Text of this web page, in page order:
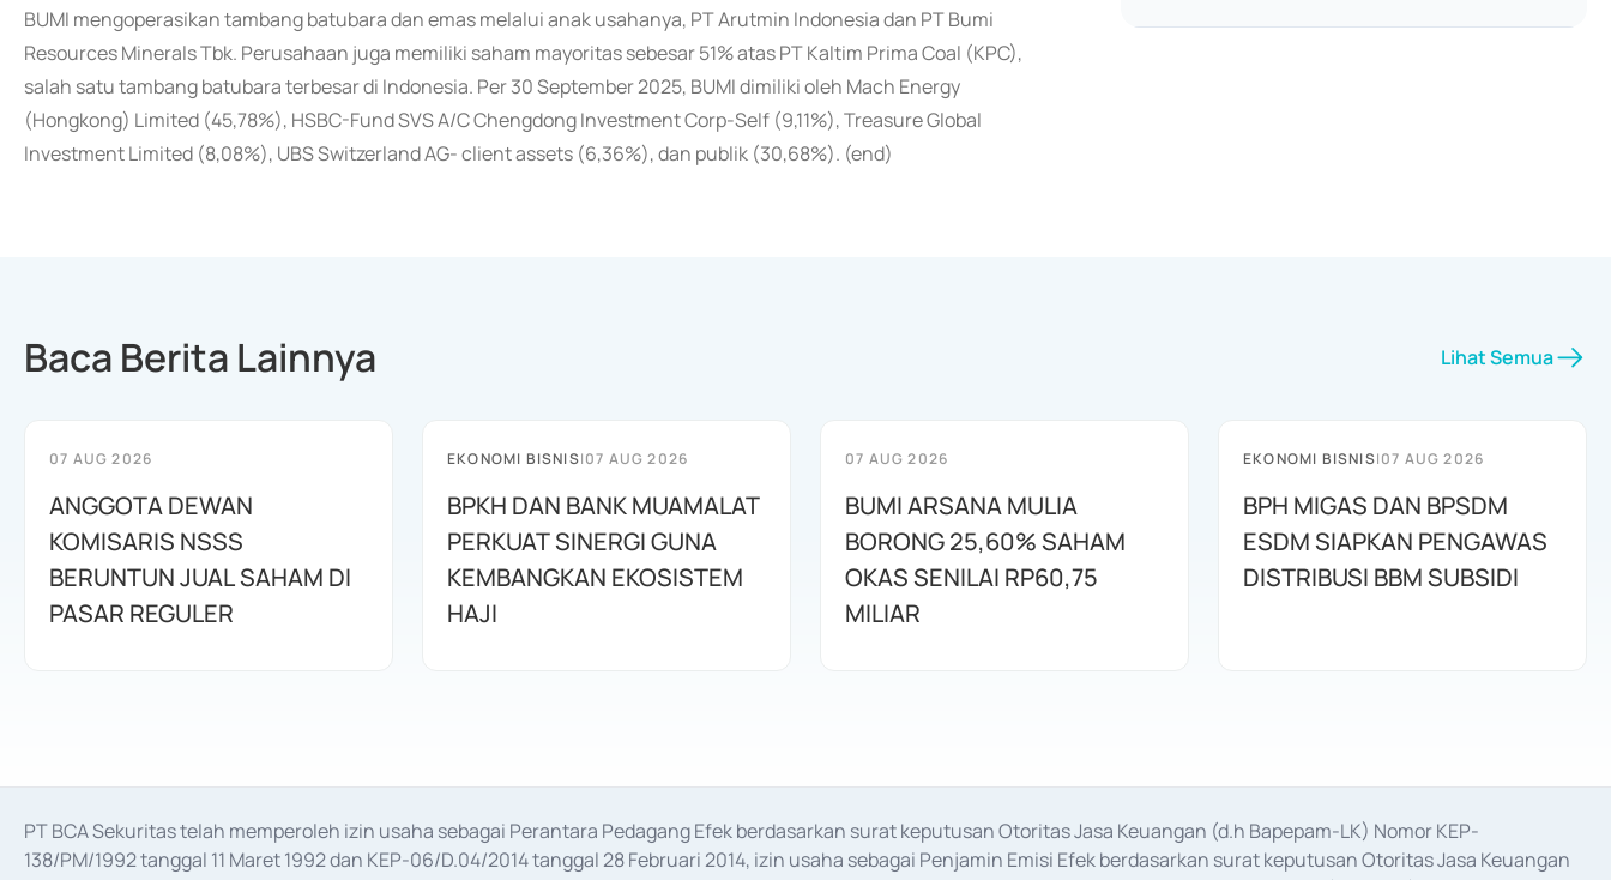
BUMI mengoperasikan tambang batubara dan emas melalui anak usahanya, PT Arutmin Indonesia dan PT Bumi
Resources Minerals Tbk. Perusahaan juga memiliki saham mayoritas sebesar 51% atas PT Kaltim Prima Coal (KPC),
salah satu tambang batubara terbesar di Indonesia. Per 30 September 2025, BUMI dimiliki oleh Mach Energy
(Hongkong) Limited (45,78%), HSBC-Fund SVS A/C Chengdong Investment Corp-Self (9,11%), Treasure Global
Investment Limited (8,08%), UBS Switzerland AG- client assets (6,36%), dan publik (30,68%). (end)
Baca Berita Lainnya Lihat Semua
07 AUG 2026
ANGGOTA DEWAN
KOMISARIS NSSS
BERUNTUN JUAL SAHAM DI
PASAR REGULER
EKONOMI BISNIS|07 AUG 2026
BPKH DAN BANK MUAMALAT
PERKUAT SINERGI GUNA
KEMBANGKAN EKOSISTEM
HAJI
07 AUG 2026
BUMI ARSANA MULIA
BORONG 25,60% SAHAM
OKAS SENILAI RP60,75
MILIAR
EKONOMI BISNIS|07 AUG 2026
BPH MIGAS DAN BPSDM
ESDM SIAPKAN PENGAWAS
DISTRIBUSI BBM SUBSIDI
PT BCA Sekuritas telah memperoleh izin usaha sebagai Perantara Pedagang Efek berdasarkan surat keputusan Otoritas Jasa Keuangan (d.h Bapepam-LK) Nomor KEP-
138/PM/1992 tanggal 11 Maret 1992 dan KEP-06/D.04/2014 tanggal 28 Februari 2014, izin usaha sebagai Penjamin Emisi Efek berdasarkan surat keputusan Otoritas Jasa Keuangan